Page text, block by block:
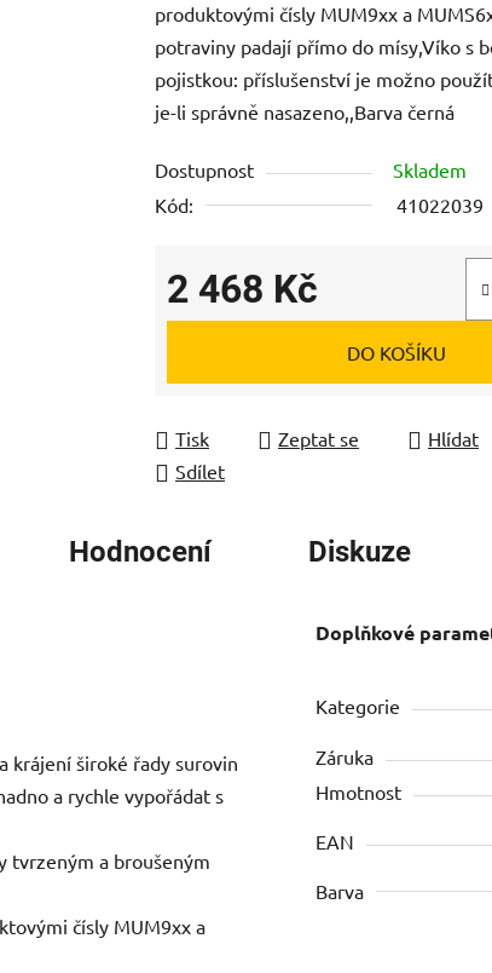
produktovými čísly MUM9xx a
potraviny padají přímo do mísy,Víko s
pojistkou: příslušenství je možno
je-li správně nasazeno,,Barva černá
Dostupnost
Skladem
Kód:
41022039
2 468 Kč
Měrná cena:
DO KOŠÍKU
Tisk Zeptat se
Hlídat
Sdílet
Hodnocení Diskuze
krájení široké řady surovin
a rychle vypořádat s
tvrzeným a broušeným
čísly MUM9xx a
Doplňkové
Kategorie
Záruka
Hmotnost
EAN
Barva